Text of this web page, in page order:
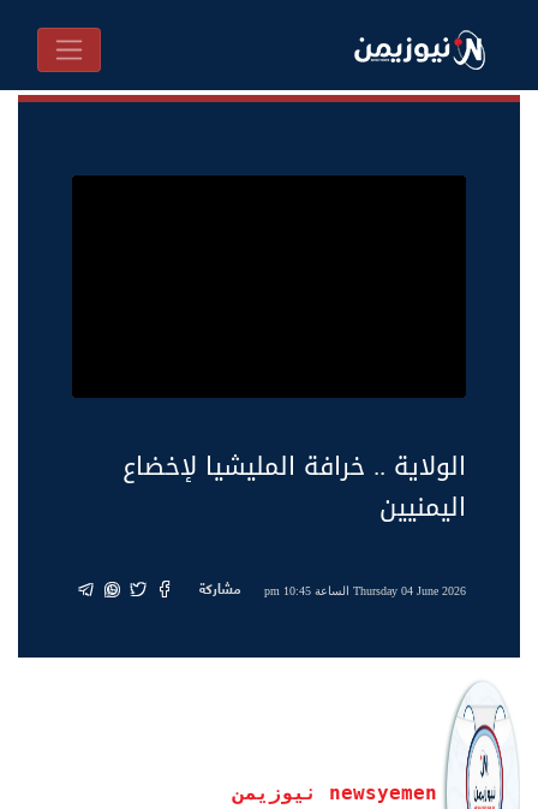
الولاية .. خرافة المليشيا لإخضاع
اليمنيين
Thursday 04 June 2026 الساعة 10:45 pm مشاركة
newsyemen نيوزيمن